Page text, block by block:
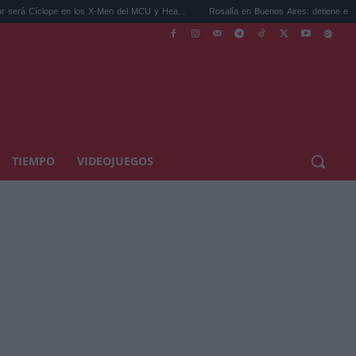
X-Men del MCU y Hea... Rosalía en Buenos Aires: detiene el tráfico y se s...
TIEMPO VIDEOJUEGOS